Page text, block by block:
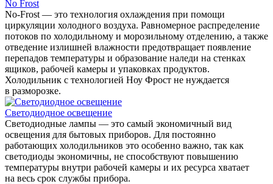
No Frost
No-Frost — это технология охлаждения при помощи
циркуляции холодного воздуха. Равномерное распределение
потоков по холодильному и морозильному отделению, а также
отведение излишней влажности предотвращает появление
перепадов температуры и образование наледи на стенках
ящиков, рабочей камеры и упаковках продуктов.
Холодильник с технологией Ноу Фрост не нуждается
в разморозке.
Светодиодное освещение
Светодиодные лампы — это самый экономичный вид
освещения для бытовых приборов. Для постоянно
работающих холодильников это особенно важно, так как
светодиоды экономичны, не способствуют повышению
температуры внутри рабочей камеры и их ресурса хватает
на весь срок службы прибора.